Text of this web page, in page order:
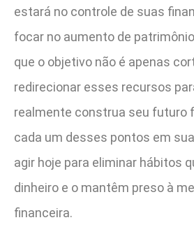
estará no controle de suas
focar no aumento de
que o objetivo não é apenas
redirecionar esses recursos
realmente construa seu futuro
cada um desses pontos em
agir hoje para eliminar hábitos
dinheiro e o mantêm preso à
financeira.